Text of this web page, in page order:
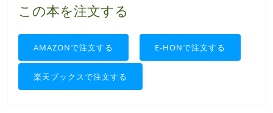
この本を注文する
AMAZONで注文する E-HONで注文する
楽天ブックスで注文する